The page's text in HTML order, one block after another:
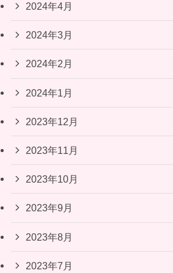
2024年4月
2024年3月
2024年2月
2024年1月
2023年12月
2023年11月
2023年10月
2023年9月
2023年8月
2023年7月